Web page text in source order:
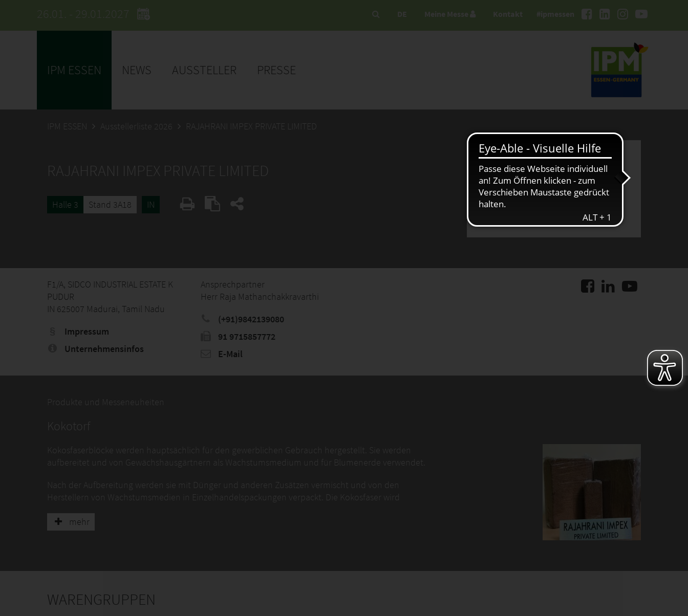
26.01. - 29.01.2027 #ipmessen
DE Meine Messe Kontakt
IPM ESSEN NEWS AUSSTELLER PRESSE
IPM ESSEN Ausstellerliste 2026 RAJAHRANI IMPEX PRIVATE LIMITED
RAJAHRANI IMPEX PRIVATE LIMITED
Halle 3 Stand 3A18 IN
F1/A, SIDCO INDUSTRIAL ESTATE K
PUDUR
IN 625007 Madurai, Tamil Nadu
Impressum
Unternehmensinfos
Ansprechpartner
Herr Raja Mathanchakkravarthi
(+91)9842139080
91 9715857772
E-Mail
Produkte und Messeneuheiten
Kokotorf
Kokosfaserblöcke werden hauptsächlich für den gewerblichen Gebrauch hergestellt. Sie werden
aufbereitet und von Gewächshausgärtnern als Wachstumsmedium und für Blumenerde verwendet.
Nach der Aufbereitung werden sie mit Dünger und anderen Zusätzen vermischt und von den
Herstellern von Wachstumsmedien in Einzelhandelspackungen verpackt. Die Kokosfaser wird
Kokosfaser zeichnet sich durch ihre einzigartige Fähigkeit aus, hoher Verdichtung standzuhalten, ohne
mehr
WARENGRUPPEN